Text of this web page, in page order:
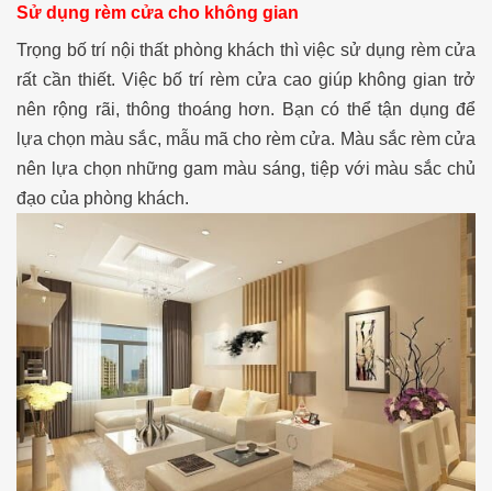
Sử dụng rèm cửa cho không gian
Trọng bố trí nội thất phòng khách thì việc sử dụng rèm cửa
rất cần thiết. Việc bố trí rèm cửa cao giúp không gian trở
nên rộng rãi, thông thoáng hơn. Bạn có thể tận dụng để
lựa chọn màu sắc, mẫu mã cho rèm cửa. Màu sắc rèm cửa
nên lựa chọn những gam màu sáng, tiệp với màu sắc chủ
đạo của phòng khách.